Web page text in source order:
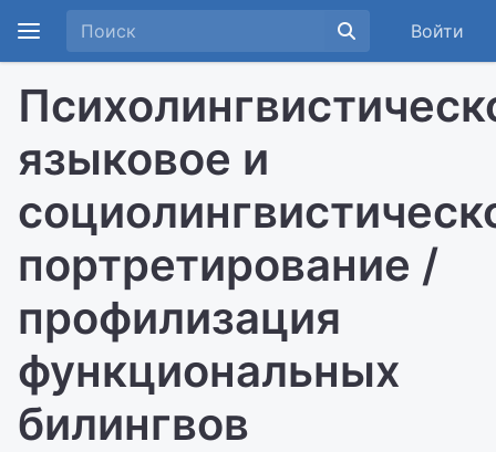
Войти
языковое и
портретирование /
профилизация
функциональных
билингвов